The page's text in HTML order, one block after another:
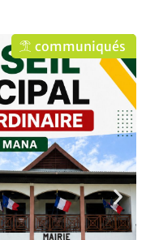
communiqués